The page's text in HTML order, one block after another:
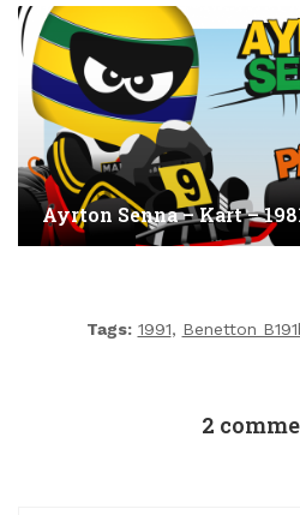
Ayrton Senna – Kart –
Tags: 1991, Benetton
2